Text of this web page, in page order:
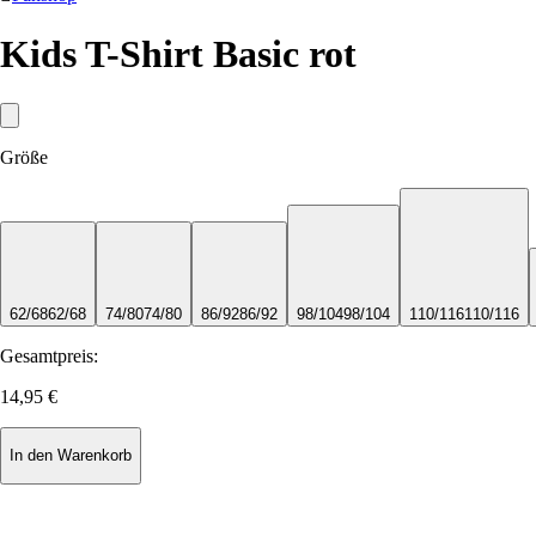
Kids T-Shirt Basic rot
Größe
62/6862/68 74/8074/80 86/9286/92 98/10498/104 110/116110/116
Gesamtpreis:
14,95 €
In den Warenkorb